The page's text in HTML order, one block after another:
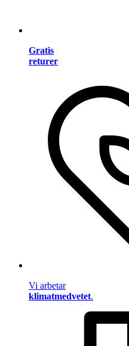
Gratis
returer
Vi arbetar
klimatmedvetet.